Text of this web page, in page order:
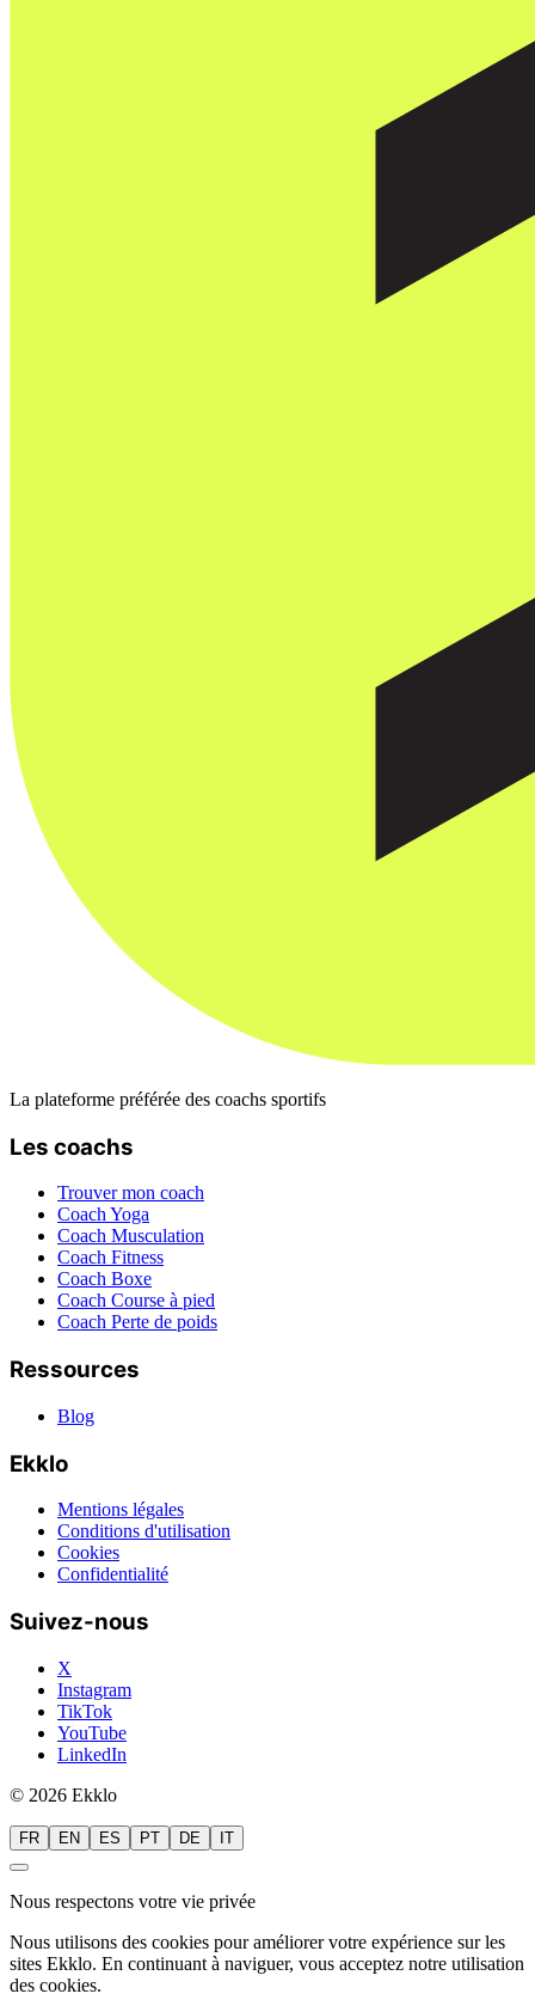
La plateforme préférée des coachs sportifs
Les coachs
Trouver mon coach
Coach Yoga
Coach Musculation
Coach Fitness
Coach Boxe
Coach Course à pied
Coach Perte de poids
Ressources
Blog
Ekklo
Mentions légales
Conditions d'utilisation
Cookies
Confidentialité
Suivez-nous
X
Instagram
TikTok
YouTube
LinkedIn
© 2026 Ekklo
FR EN ES PT DE IT
Nous respectons votre vie privée
Nous utilisons des cookies pour améliorer votre expérience sur les
sites Ekklo. En continuant à naviguer, vous acceptez notre utilisation
des cookies.